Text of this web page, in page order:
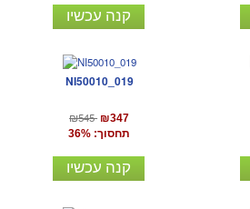
קנה עכשיו
NI50010_019
₪545 ₪347
תחסוך: 36%
קנה עכשיו